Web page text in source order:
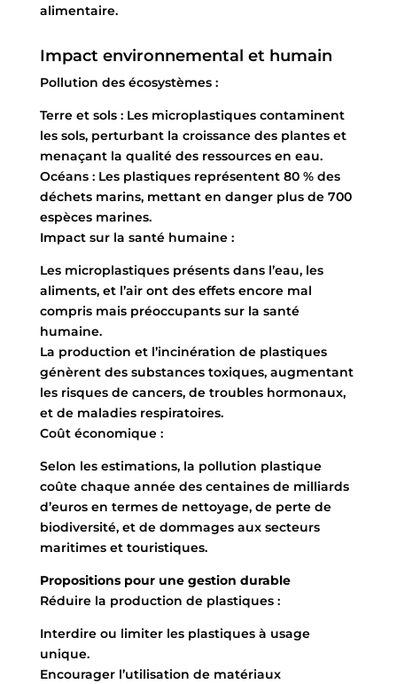
alimentaire.
Impact environnemental et humain
Pollution des écosystèmes :
Terre et sols : Les microplastiques contaminent
les sols, perturbant la croissance des plantes et
menaçant la qualité des ressources en eau.
Océans : Les plastiques représentent 80 % des
déchets marins, mettant en danger plus de 700
espèces marines.
Impact sur la santé humaine :
Les microplastiques présents dans l’eau, les
aliments, et l’air ont des effets encore mal
compris mais préoccupants sur la santé
humaine.
La production et l’incinération de plastiques
génèrent des substances toxiques, augmentant
les risques de cancers, de troubles hormonaux,
et de maladies respiratoires.
Coût économique :
Selon les estimations, la pollution plastique
coûte chaque année des centaines de milliards
d’euros en termes de nettoyage, de perte de
biodiversité, et de dommages aux secteurs
maritimes et touristiques.
Propositions pour une gestion durable
Réduire la production de plastiques :
Interdire ou limiter les plastiques à usage
unique.
Encourager l’utilisation de matériaux